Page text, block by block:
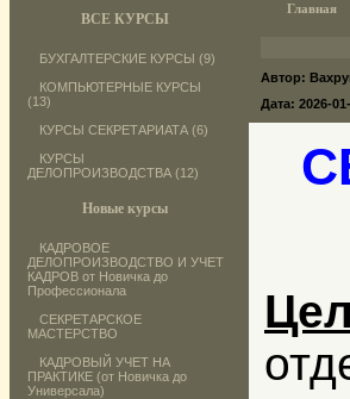
ВСЕ КУРСЫ
БУХГАЛТЕРСКИЕ КУРСЫ (9)
КОМПЬЮТЕРНЫЕ КУРСЫ
(13)
КУРСЫ СЕКРЕТАРИАТА (6)
КУРСЫ
ДЕЛОПРОИЗВОДСТВА (12)
Новые курсы
КАДРОВОЕ
ДЕЛОПРОИЗВОДСТВО И УЧЕТ
КАДРОВ от Новичка до
Профессионала
СЕКРЕТАРСКОЕ
МАСТЕРСТВО
КАДРОВЫЙ УЧЕТ НА
ПРАКТИКЕ (от Новичка до
Универсала)
Главная
Автор:
Дата: 2026-